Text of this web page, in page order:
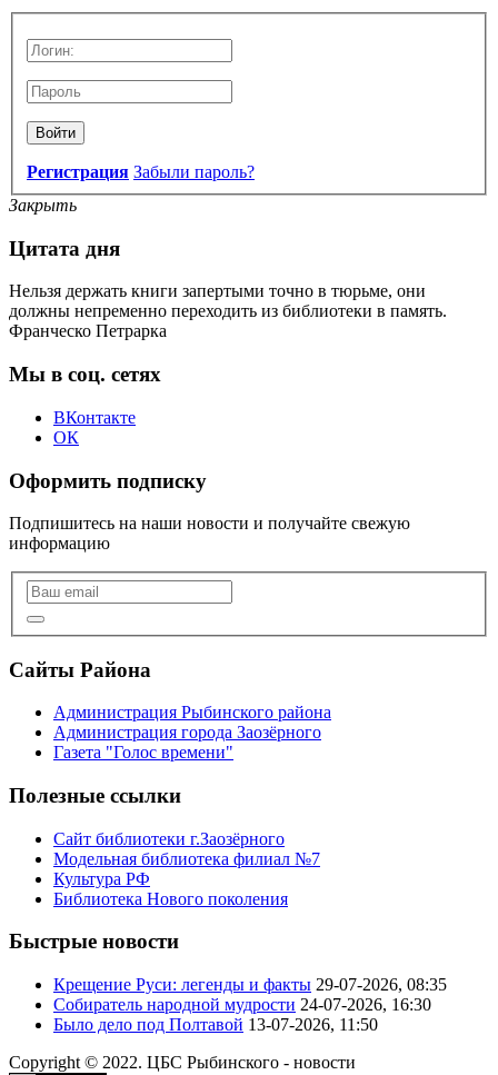
Войти
Регистрация Забыли пароль?
Закрыть
Цитата дня
Нельзя держать книги запертыми точно в тюрьме, они
должны непременно переходить из библиотеки в память.
Франческо Петрарка
Мы в соц. сетях
ВКонтакте
ОК
Оформить подписку
Подпишитесь на наши новости и получайте свежую
информацию
Сайты Района
Администрация Рыбинского района
Администрация города Заозёрного
Газета "Голос времени"
Полезные ссылки
Сайт библиотеки г.Заозёрного
Модельная библиотека филиал №7
Культура РФ
Библиотека Нового поколения
Быстрые новости
Крещение Руси: легенды и факты 29-07-2026, 08:35
Собиратель народной мудрости 24-07-2026, 16:30
Было дело под Полтавой 13-07-2026, 11:50
Copyright © 2022. ЦБС Рыбинского - новости